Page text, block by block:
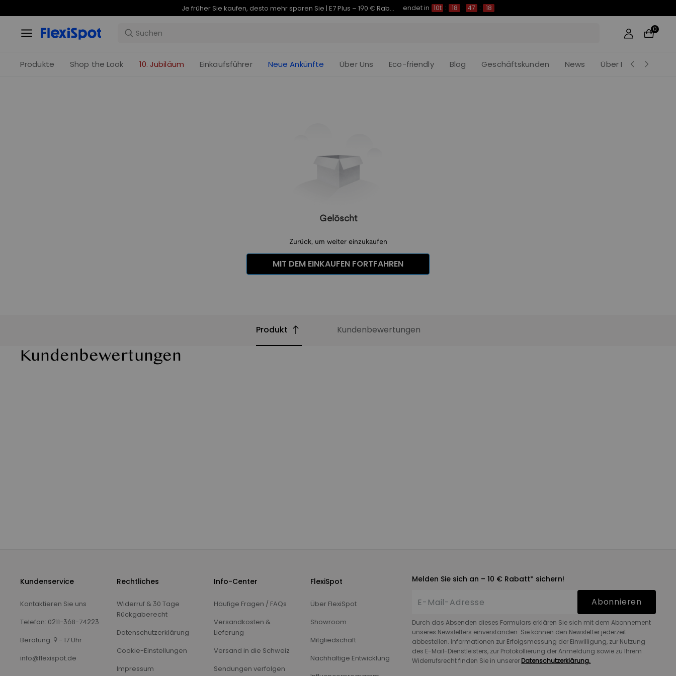
Je früher Sie kaufen, desto mehr sparen Sie | C7 Morpher – 290 € Rabatt endet in 10t : 18 : 47 :
17
0
Produkte Shop the Look 10. Jubiläum Einkaufsführer Neue Ankünfte Über Uns Eco-friendly Blog Geschäftskunden News Über Khedira
Gelöscht
Zurück, um weiter einzukaufen
MIT DEM EINKAUFEN FORTFAHREN
Produkt Kundenbewertungen
Kundenbewertungen
Kundenservice
Kontaktieren Sie uns
Telefon: 0211-368-74223
Beratung: 9 - 17 Uhr
info@flexispot.de
Rechtliches
Widerruf & 30 Tage
Rückgaberecht
Datenschutzerklärung
Cookie-Einstellungen
Impressum
Info-Center
Häufige Fragen / FAQs
Versandkosten &
Lieferung
Versand in die Schweiz
Sendungen verfolgen
FlexiSpot
Über FlexiSpot
Showroom
Mitgliedschaft
Nachhaltige Entwicklung
Melden Sie sich an – 10 € Rabatt* sichern!
Abonnieren
Durch das Absenden dieses Formulars erklären Sie sich mit dem Abonnement
unseres Newsletters einverstanden. Sie können den Newsletter jederzeit
abbestellen. Informationen zur Erfolgsmessung der Einwilligung, zur Nutzung
des E-Mail-Dienstleisters, zur Protokollierung der Anmeldung sowie zu Ihrem
Widerrufsrecht finden Sie in unserer Datenschutzerklärung.